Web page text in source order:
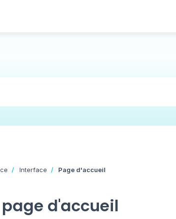
Interface Page d'accueil
d'accueil